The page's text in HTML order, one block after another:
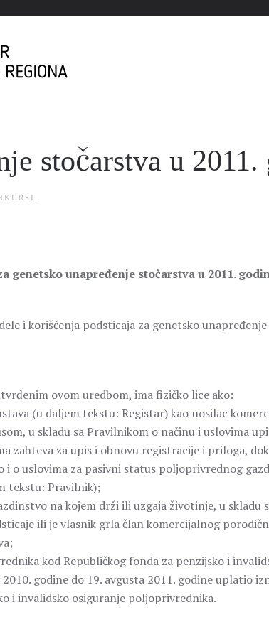
stočarstva u
genetsko unapređenje stočarstva u 2011.
i korišćenja podsticaja za genetsko
ovom uredbom, ima fizičko lice ako:
(u daljem tekstu: Registar) kao nosilac
u skladu sa Pravilnikom o načinu i uslovima
zahteva za upis i obnovu registracije i priloga,
i o uslovima za pasivni status poljoprivrednog
tekstu: Pravilnik);
na kojem drži ili uzgaja životinje, u skladu
ili je vlasnik grla član komercijalnog
kod Republičkog fonda za penzijsko i
godine do 19. avgusta 2011. godine uplatio
i invalidsko osiguranje poljoprivrednika.